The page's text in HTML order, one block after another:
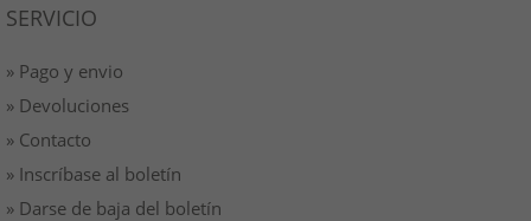
SERVICIO
» Pago y envio
» Devoluciones
» Contacto
» Inscríbase al boletín
» Darse de baja del boletín